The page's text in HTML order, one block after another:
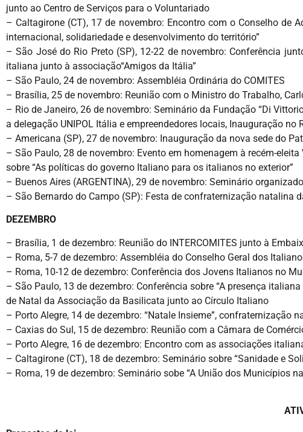
junto ao Centro de Serviços para o Voluntariado
– Caltagirone (CT), 17 de novembro: Encontro com o Conselho de
internacional, solidariedade e desenvolvimento do território”
– São José do Rio Preto (SP), 12-22 de novembro: Conferência
italiana junto à associação“Amigos da Itália”
– São Paulo, 24 de novembro: Assembléia Ordinária do COMITES
– Brasília, 25 de novembro: Reunião com o Ministro do Trabalho,
– Rio de Janeiro, 26 de novembro: Seminário da Fundação “Di
a delegação UNIPOL Itália e empreendedores locais, Inauguração
– Americana (SP), 27 de novembro: Inauguração da nova sede do
– São Paulo, 28 de novembro: Evento em homenagem à recém-
sobre “As políticas do governo Italiano para os italianos no exterior”
– Buenos Aires (ARGENTINA), 29 de novembro: Seminário
– São Bernardo do Campo (SP): Festa de confraternização natalina
DEZEMBRO
– Brasília, 1 de dezembro: Reunião do INTERCOMITES junto à
– Roma, 5-7 de dezembro: Assembléia do Conselho Geral dos
– Roma, 10-12 de dezembro: Conferência dos Jovens Italianos no
– São Paulo, 13 de dezembro: Conferência sobre “A presença
de Natal da Associação da Basilicata junto ao Círculo Italiano
– Porto Alegre, 14 de dezembro: “Natale Insieme”,
– Caxias do Sul, 15 de dezembro: Reunião com a Câmara de
– Porto Alegre, 16 de dezembro: Encontro com as associações
– Caltagirone (CT), 18 de dezembro: Seminário sobre “Sanidade e
– Roma, 19 de dezembro: Seminário sobe “A União dos Municípios